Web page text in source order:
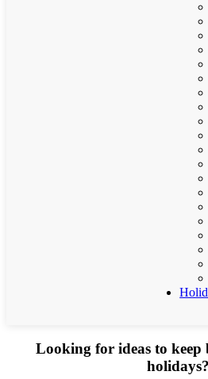
Looking for ideas to
holidays?